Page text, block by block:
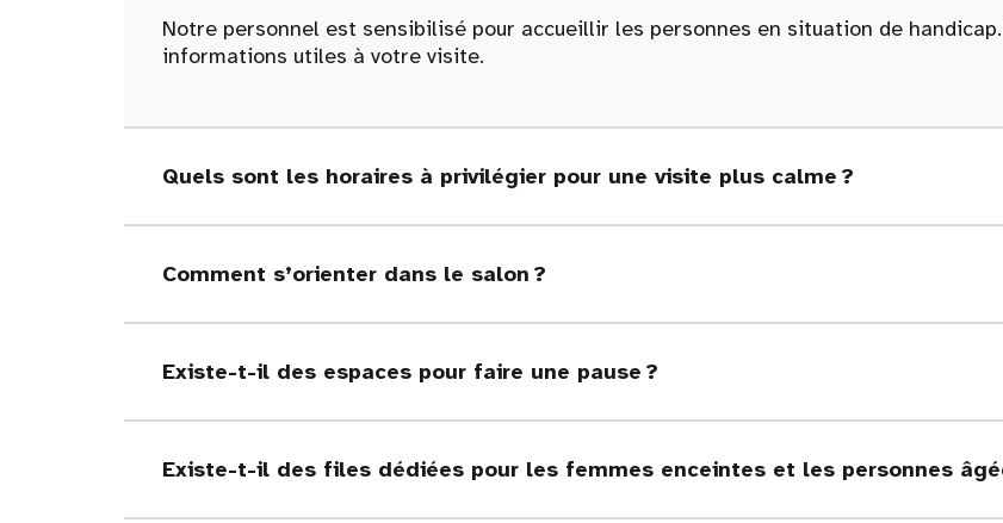
Notre personnel est sensibilisé pour accueillir les personnes en situation de
informations utiles à votre visite.
Quels sont les horaires à privilégier pour une visite plus calme ?
Comment s’orienter dans le salon ?
Existe-t-il des espaces pour faire une pause ?
Existe-t-il des files dédiées pour les femmes enceintes et les personnes